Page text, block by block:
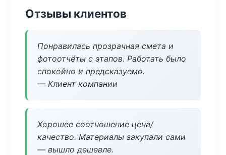
Отзывы клиентов
Понравилась прозрачная смета и
фотоотчёты с этапов. Работать было
спокойно и предсказуемо.
— Клиент компании
Хорошее соотношение цена/
качество. Материалы закупали сами
— вышло дешевле.